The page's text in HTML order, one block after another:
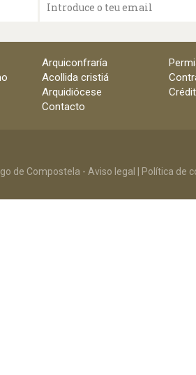
Introduce o teu email
Arquiconfraría
Acollida cristiá
Arquidiócese
Contacto
de Compostela - Aviso legal | Política de